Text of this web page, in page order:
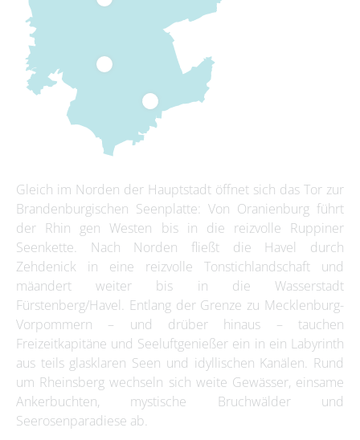
Gleich im Norden der Hauptstadt öffnet sich das Tor zur
Brandenburgischen Seenplatte: Von Oranienburg führt
der Rhin gen Westen bis in die reizvolle Ruppiner
Seenkette. Nach Norden fließt die Havel durch
Zehdenick in eine reizvolle Tonstichlandschaft und
mäandert weiter bis in die Wasserstadt
Fürstenberg/Havel. Entlang der Grenze zu Mecklenburg-
Vorpommern – und drüber hinaus – tauchen
Freizeitkapitäne und Seeluftgenießer ein in ein Labyrinth
aus teils glasklaren Seen und idyllischen Kanälen. Rund
um Rheinsberg wechseln sich weite Gewässer, einsame
Ankerbuchten, mystische Bruchwälder und
Seerosenparadiese ab.